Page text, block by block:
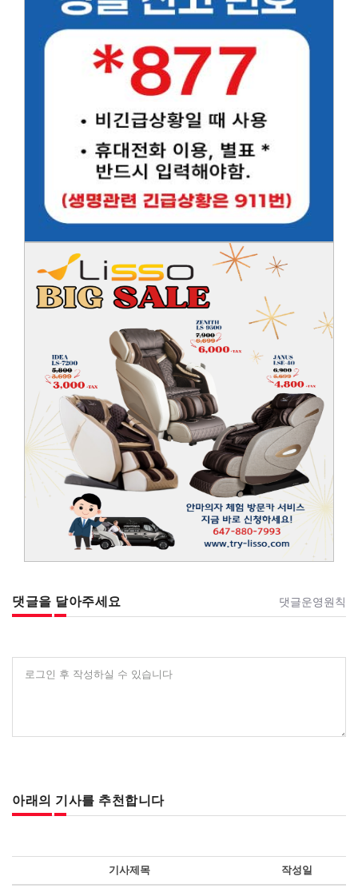
댓글을 달아주세요 댓글운영원칙
로그인 후 작성하실 수 있습니다
아래의 기사를 추천합니다
기사제목 작성일